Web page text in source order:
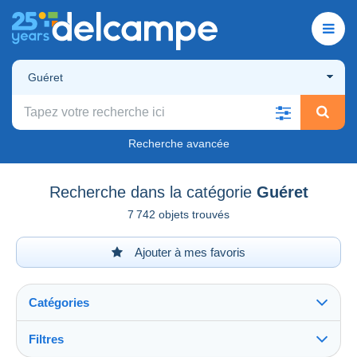
Guéret
Recherche avancée
Recherche dans la catégorie Guéret
7 742 objets trouvés
Ajouter à mes favoris
Catégories
Filtres